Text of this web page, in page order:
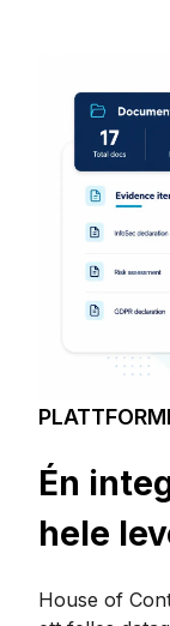
Én
hele
House of